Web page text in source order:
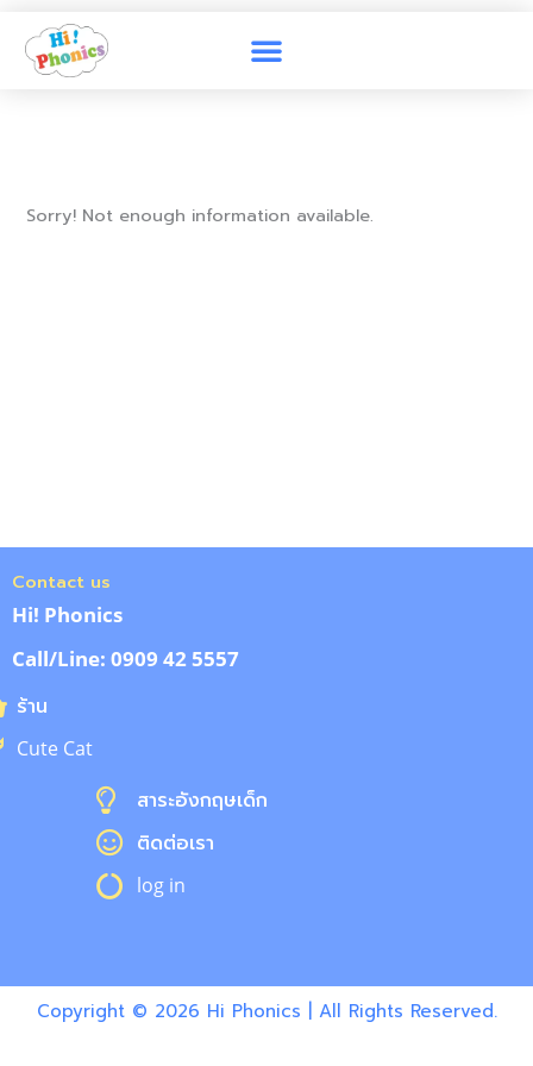
content
Sorry! Not enough information available.
Contact us
Hi! Phonics
Call/Line: 0909 42 5557
ร้าน
Cute Cat
สาระอังกฤษเด็ก
ติดต่อเรา
log in
Copyright © 2026 Hi Phonics | All Rights Reserved.